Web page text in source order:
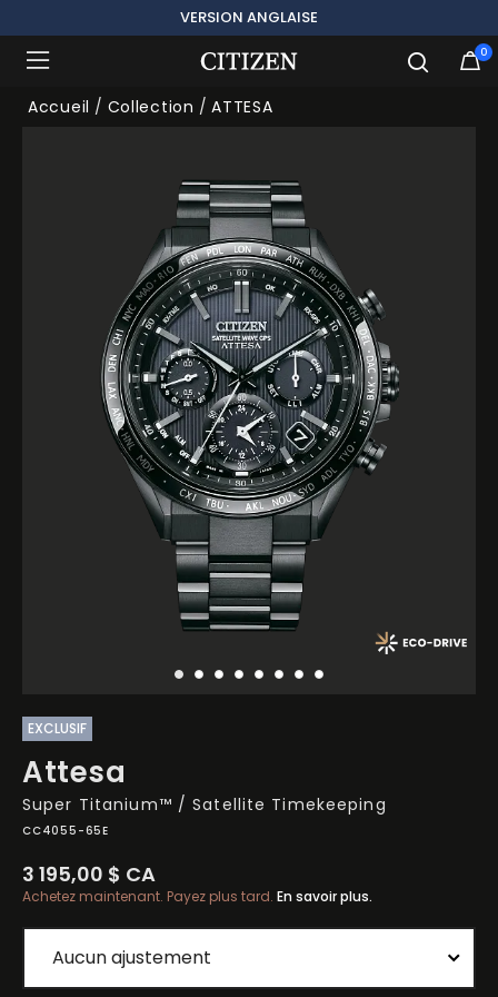
VERSION ANGLAISE
0
Accueil Collection ATTESA
EXCLUSIF
Attesa
Super Titanium™ / Satellite Timekeeping
CC4055-65E
3 195,00 $ CA
Achetez maintenant. Payez plus tard. En savoir plus.